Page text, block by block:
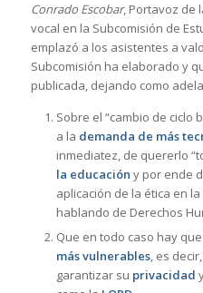
Conrado Escobar, Portavoz de
vocal en la Subcomisión de
emplazó a los asistentes a
Subcomisión ha elaborado y
publicada, dejando como
Sobre el “cambio de ciclo
a la demanda de más
inmediatez, de quererlo
la educación y por ende
aplicación de la ética en
hablando de Derechos
Que en todo caso hay que
más vulnerables, es
garantizar su privacidad